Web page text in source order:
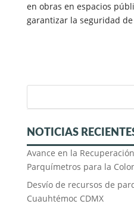
en obras en espacios
garantizar la seguridad
NOTICIAS
Avance en la
Parquímetros para la
Desvío de recursos de
Cuauhtémoc CDMX